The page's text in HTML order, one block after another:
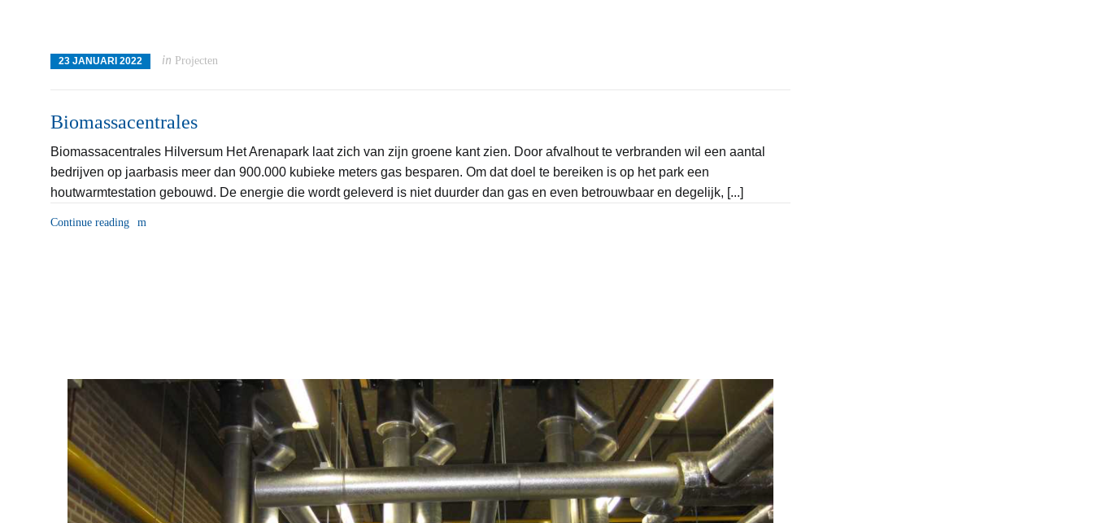
23 JANUARI 2022 in Projecten
Biomassacentrales
Biomassacentrales Hilversum Het Arenapark laat zich van zijn groene kant zien. Door afvalhout te verbranden wil een aantal
bedrijven op jaarbasis meer dan 900.000 kubieke meters gas besparen. Om dat doel te bereiken is op het park een
houtwarmtestation gebouwd. De energie die wordt geleverd is niet duurder dan gas en even betrouwbaar en degelijk, [...]
Continue reading